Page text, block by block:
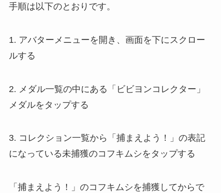
手順は以下のとおりです。
1. アバターメニューを開き、画面を下にスクロー
ルする
2. メダル一覧の中にある「ビビヨンコレクター」
メダルをタップする
3. コレクション一覧から「捕まえよう！」の表記
になっている未捕獲のコフキムシをタップする
「捕まえよう！」のコフキムシを捕獲してからで